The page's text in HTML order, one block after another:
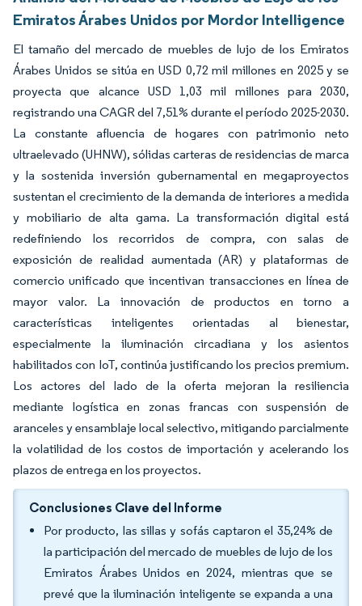
Emiratos Árabes Unidos por Mordor Intelligence
El tamaño del mercado de muebles de lujo de los Emiratos
Árabes Unidos se sitúa en USD 0,72 mil millones en 2025 y se
proyecta que alcance USD 1,03 mil millones para 2030,
registrando una CAGR del 7,51% durante el período 2025-2030.
La constante afluencia de hogares con patrimonio neto
ultraelevado (UHNW), sólidas carteras de residencias de marca
y la sostenida inversión gubernamental en megaproyectos
sustentan el crecimiento de la demanda de interiores a medida
y mobiliario de alta gama. La transformación digital está
redefiniendo los recorridos de compra, con salas de
exposición de realidad aumentada (AR) y plataformas de
comercio unificado que incentivan transacciones en línea de
mayor valor. La innovación de productos en torno a
características inteligentes orientadas al bienestar,
especialmente la iluminación circadiana y los asientos
habilitados con IoT, continúa justificando los precios premium.
Los actores del lado de la oferta mejoran la resiliencia
mediante logística en zonas francas con suspensión de
aranceles y ensamblaje local selectivo, mitigando parcialmente
la volatilidad de los costos de importación y acelerando los
plazos de entrega en los proyectos.
Conclusiones Clave del Informe
Por producto, las sillas y sofás captaron el 35,24% de
la participación del mercado de muebles de lujo de los
Emiratos Árabes Unidos en 2024, mientras que se
prevé que la iluminación inteligente se expanda a una